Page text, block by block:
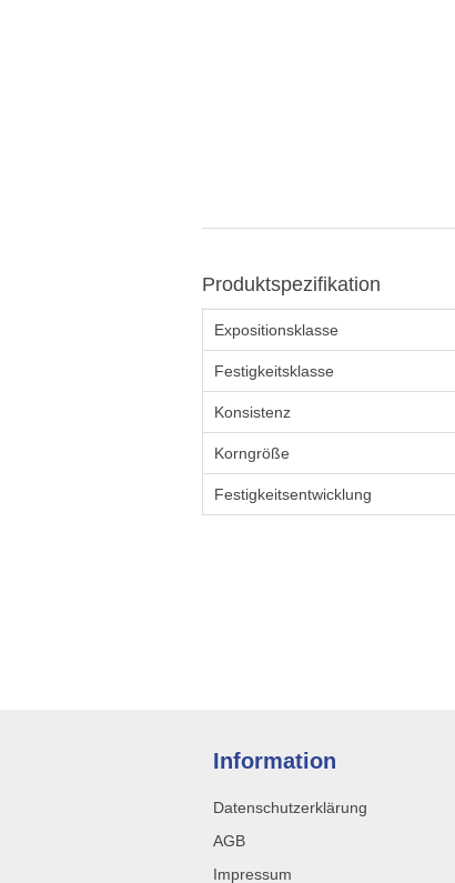
Produktspezifikation
Expositionsklasse
Festigkeitsklasse
Konsistenz
Korngröße
Festigkeitsentwicklung
Information
Datenschutzerklärung
AGB
Impressum